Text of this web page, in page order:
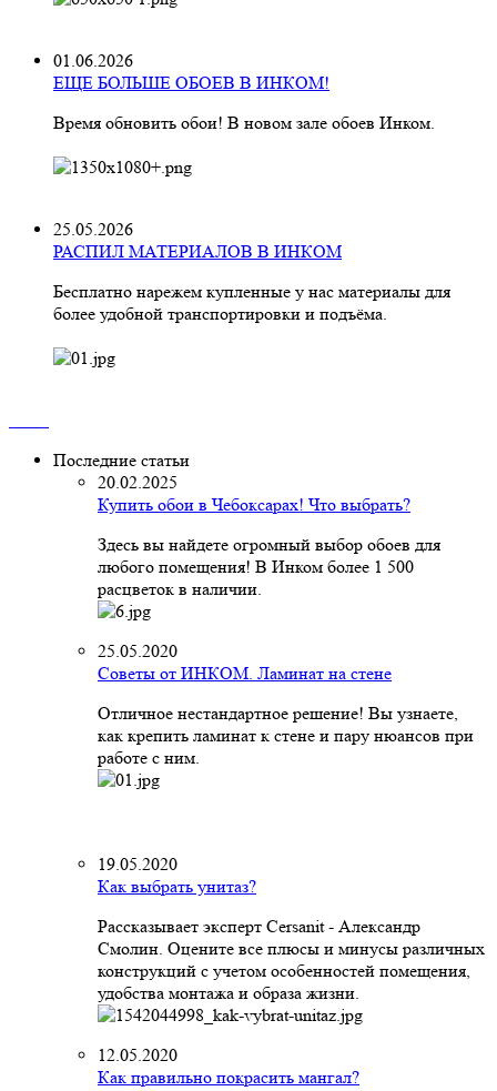
01.06.2026
ЕЩЕ БОЛЬШЕ ОБОЕВ В ИНКОМ!
Время обновить обои! В новом зале обоев Инком.
25.05.2026
РАСПИЛ МАТЕРИАЛОВ В ИНКОМ
Бесплатно нарежем купленные у нас материалы для
более удобной транспортировки и подъёма.
Последние статьи
20.02.2025
Купить обои в Чебоксарах! Что выбрать?
Здесь вы найдете огромный выбор обоев для
любого помещения! В Инком более 1 500
расцветок в наличии.
25.05.2020
Советы от ИНКОМ. Ламинат на стене
Отличное нестандартное решение! Вы узнаете,
как крепить ламинат к стене и пару нюансов при
работе с ним.
19.05.2020
Как выбрать унитаз?
Рассказывает эксперт Cersanit - Александр
Смолин. Оцените все плюсы и минусы различных
конструкций с учетом особенностей помещения,
удобства монтажа и образа жизни.
12.05.2020
Как правильно покрасить мангал?